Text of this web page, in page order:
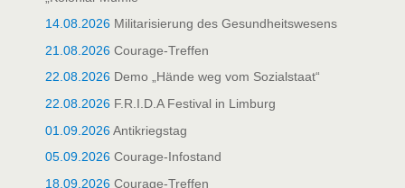
14.08.2026 Militarisierung des Gesundheitswesens
21.08.2026 Courage-Treffen
22.08.2026 Demo „Hände weg vom Sozialstaat“
22.08.2026 F.R.I.D.A Festival in Limburg
01.09.2026Antikriegstag
05.09.2026 Courage-Infostand
18.09.2026 Courage-Treffen